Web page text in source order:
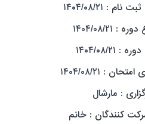
ثبت نام : ۱۴۰۴/۰۸/۲۱
دوره : ۱۴۰۴/۰۸/۲۱
دوره : ۱۴۰۴/۰۸/۲۱
امتحان : ۱۴۰۴/۰۸/۲۱
: مارشال
کنندگان : خانم